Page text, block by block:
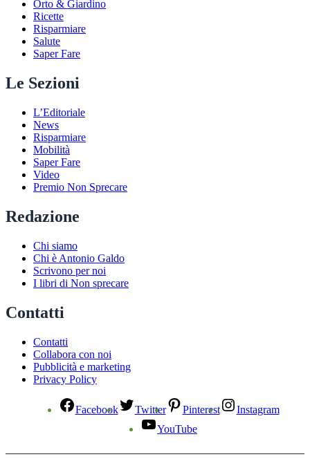
Orto & Giardino
Ricette
Risparmiare
Salute
Saper Fare
Le Sezioni
L’Editoriale
News
Risparmiare
Mobilità
Saper Fare
Video
Premio Non Sprecare
Redazione
Chi siamo
Chi è Antonio Galdo
Scrivono per noi
I libri di Non sprecare
Contatti
Contatti
Collabora con noi
Pubblicità e marketing
Privacy Policy
Facebook Twitter Pinterest
Instagram
YouTube